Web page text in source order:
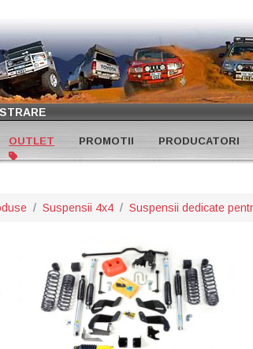
OUTLET PROMOTII PRODUCATORI
Suspensii 4x4 Suspensii dedicate